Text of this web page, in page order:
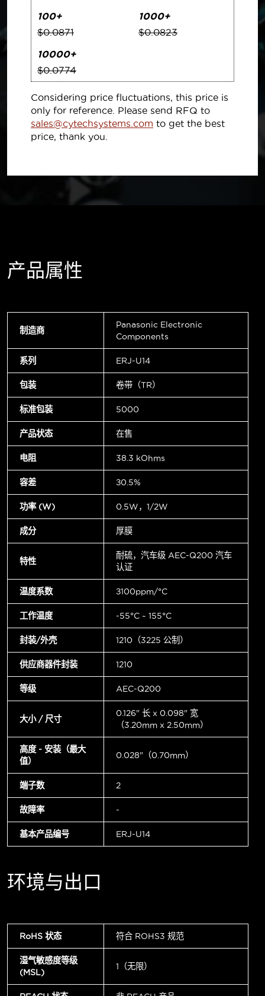
100+
$0.0871
1000+
$0.0823
10000+
$0.0774
Considering price fluctuations, this price is
only for reference. Please send RFQ to
sales@cytechsystems.com to get the best
price, thank you.
产品属性
制造商
Panasonic Electronic
Components
系列 ERJ-U14
包装 卷带（TR）
标准包装 5000
产品状态 在售
电阻 38.3 kOhms
容差 ±0.5%
功率 (W) 0.5W，1/2W
成分 厚膜
特性
耐硫，汽车级 AEC-Q200 汽车
认证
温度系数 ±100ppm/°C
工作温度 -55°C ~ 155°C
封装/外壳 1210（3225 公制）
供应商器件封装 1210
等级 AEC-Q200
大小 / 尺寸
0.126" 长 x 0.098" 宽
（3.20mm x 2.50mm）
高度 - 安装（最大
值）
0.028"（0.70mm）
端子数 2
故障率 -
基本产品编号 ERJ-U14
环境与出口
RoHS 状态 符合 ROHS3 规范
湿气敏感度等级
(MSL)
1（无限）